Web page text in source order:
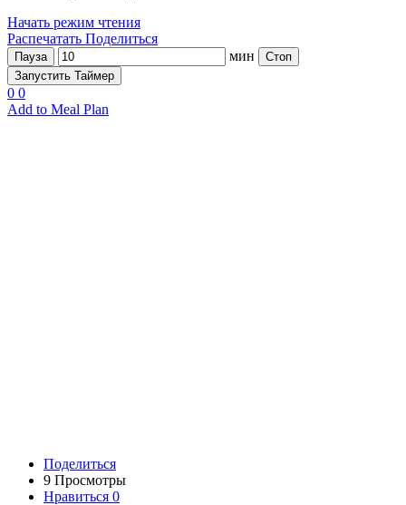
Начать режим чтения
Распечатать Поделиться
Пауза мин
Стоп
Запустить Таймер
0 0
Add to Meal Plan
Поделиться
9 Просмотры
Нравиться 0